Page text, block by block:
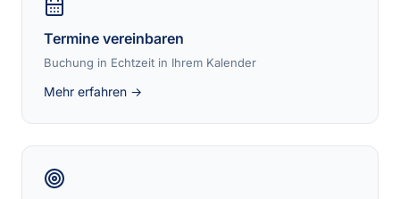
Termine vereinbaren
Buchung in Echtzeit in Ihrem Kalender
Mehr erfahren →